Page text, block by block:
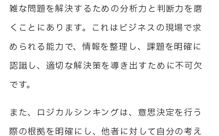
雑な問題を解決するための分析力と判断力を磨
くことにあります。これはビジネスの現場で求
められる能力で、情報を整理し、課題を明確に
認識し、適切な解決策を導き出すために不可欠
です。
また、ロジカルシンキングは、意思決定を行う
際の根拠を明確にし、他者に対して自分の考え